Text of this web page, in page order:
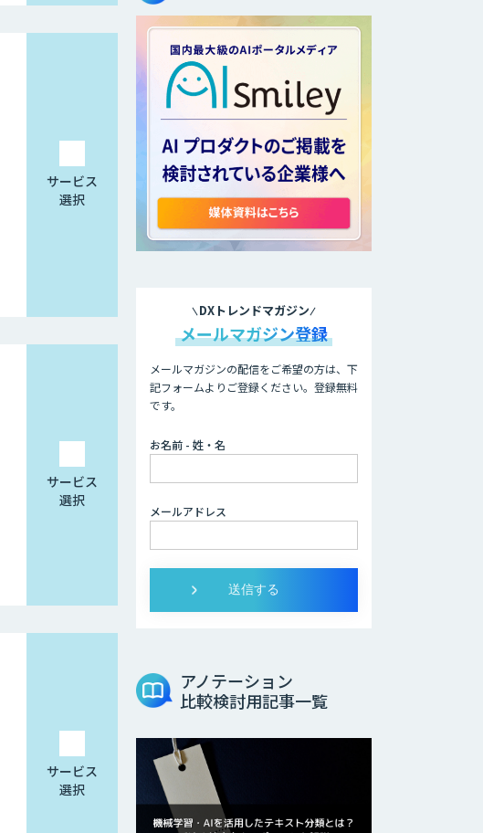
サービス
選択
サービス
選択
サービス
選択
DXトレンドマガジン
メールマガジン登録
メールマガジンの配信をご希望の方は、下
記フォームよりご登録ください。登録無料
です。
お名前 - 姓・名
メールアドレス
アノテーション
比較検討用記事一覧